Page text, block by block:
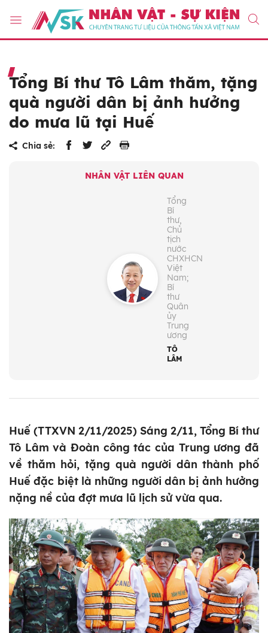
Tổng Bí thư Tô Lâm thăm, tặng
quà người dân bị ảnh hưởng
do mưa lũ tại Huế
Chia sẻ:
NHÂN VẬT LIÊN QUAN
Tổng
Bí
thư,
Chủ
tịch
nước
CHXHCN
Việt
Nam;
Bí
thư
Quân
ủy
Trung
ương
TÔ
LÂM
Huế (TTXVN 2/11/2025) Sáng 2/11, Tổng Bí thư
Tô Lâm và Đoàn công tác của Trung ương đã
về thăm hỏi, tặng quà người dân thành phố
Huế đặc biệt là những người dân bị ảnh hưởng
nặng nề của đợt mưa lũ lịch sử vừa qua.